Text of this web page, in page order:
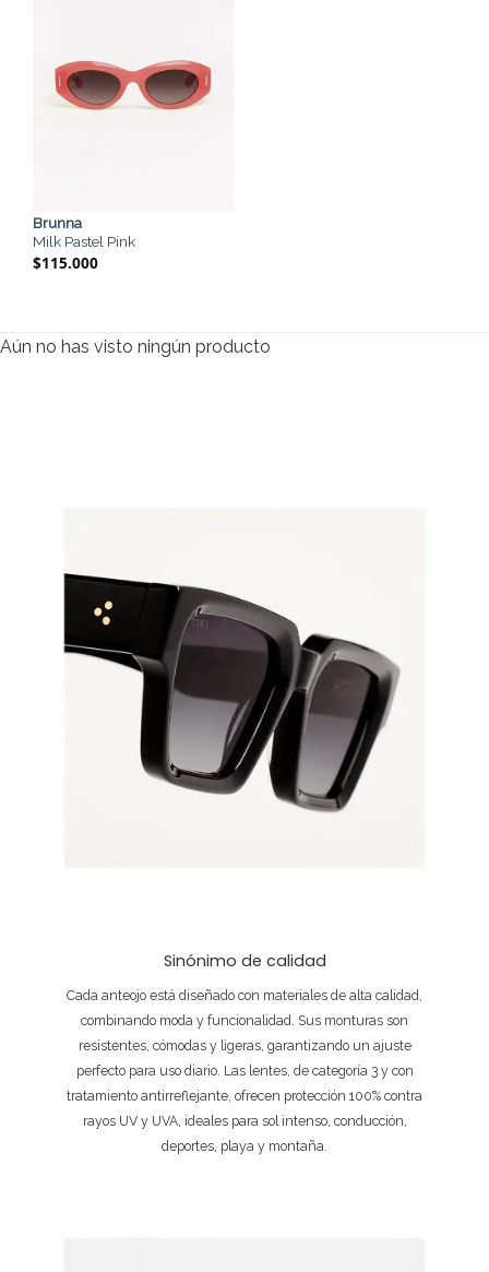
Brunna
Milk Pastel Pink
$115.000
Aún no has visto ningún producto
Sinónimo de calidad
Cada anteojo está diseñado con materiales de alta calidad,
combinando moda y funcionalidad. Sus monturas son
resistentes, cómodas y ligeras, garantizando un ajuste
perfecto para uso diario. Las lentes, de categoría 3 y con
tratamiento antirreflejante, ofrecen protección 100% contra
rayos UV y UVA, ideales para sol intenso, conducción,
deportes, playa y montaña.